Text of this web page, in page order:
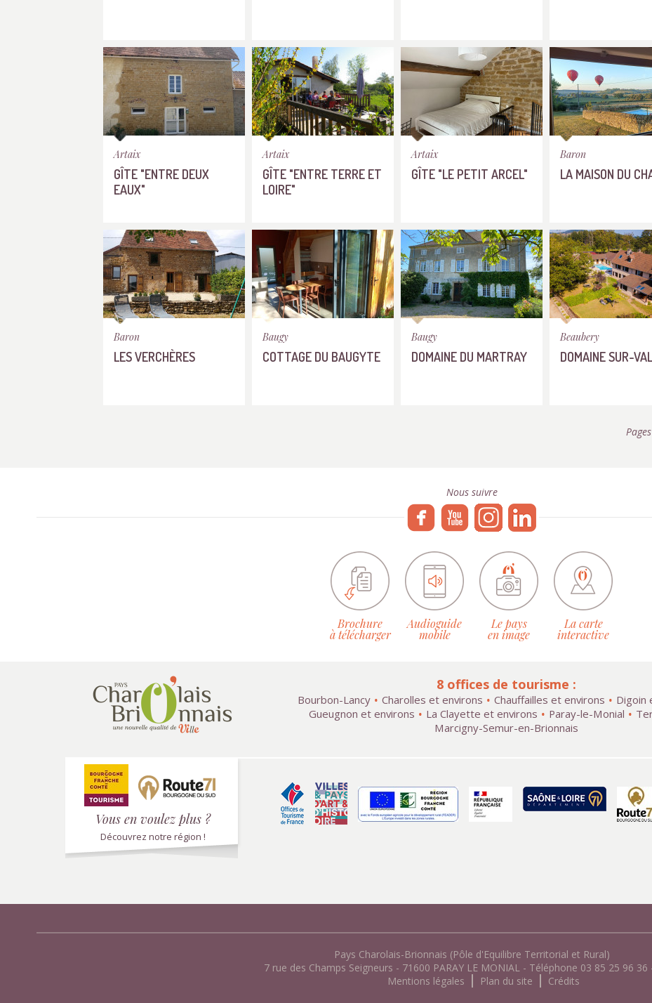
Artaix
GÎTE "ENTRE DEUX
EAUX"
Artaix
GÎTE "ENTRE TERRE ET
LOIRE"
Artaix
GÎTE "LE PETIT ARCEL"
Baron
LA MAISON DU
Baron
LES VERCHÈRES
Baugy
COTTAGE DU BAUGYTE
Baugy
DOMAINE DU MARTRAY
Beaubery
DOMAINE SUR-
Nous suivre
Brochure
à télécharger
Audioguide
mobile
Le pays
en image
La carte
interactive
8 offices de tourisme :
Bourbon-Lancy Charolles et environs Chauffailles et environs
Digoin
Gueugnon et environs
La Clayette et environs Paray-le-Monial
Marcigny-Semur-en-Brionnais
Vous en voulez plus ?
Découvrez notre région !
Pays Charolais-Brionnais (Pôle d'Equilibre Territorial et Rural)
7 rue des Champs Seigneurs - 71600 PARAY LE MONIAL - Téléphone 03 85 25 96 36
Mentions légales
Plan du site Crédits